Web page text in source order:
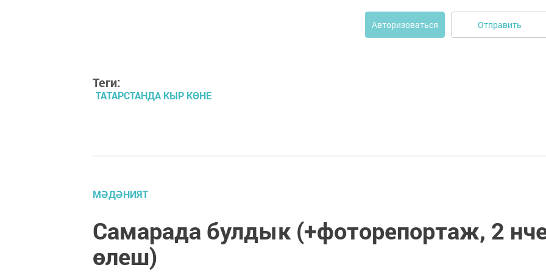
Авторизоваться Отправить
Теги:
ТАТАРСТАНДА КЫР КӨНЕ
МӘДӘНИЯТ
Самарада булдык (+фоторепортаж, 2
өлеш)